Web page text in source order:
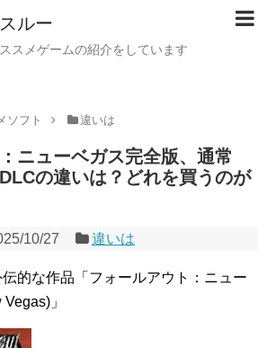
ルー
スメゲームの紹介をしています
ソフト 違いは
ニューベガス完全版、通常
の違いは？どれを買うのが
10/27 違いは
的な作品「フォールアウト：ニュー
」